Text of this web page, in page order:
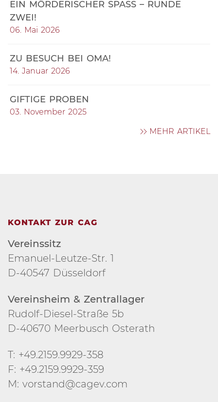
EIN MÖRDERISCHER SPASS – RUNDE Z
WEI!
06. Mai 2026
ZU BESUCH BEI OMA!
14. Januar 2026
GIFTIGE PROBEN
03. November 2025
MEHR ARTIKEL
KONTAKT ZUR CAG
Vereinssitz
Emanuel-Leutze-Str. 1
D-40547 Düsseldorf
Vereinsheim & Zentrallager
Rudolf-Diesel-Straße 5b
D-40670 Meerbusch Osterath
T: +49.2159.9929-358
F: +49.2159.9929-359
M: vorstand@cagev.com